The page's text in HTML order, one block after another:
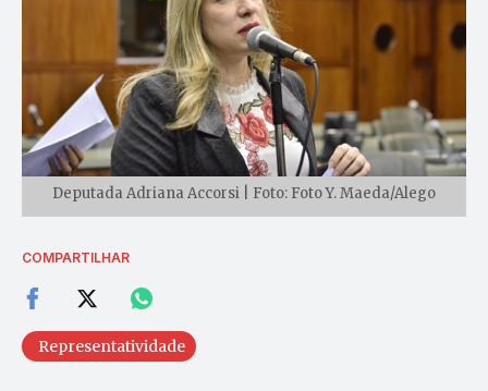
Deputada Adriana Accorsi | Foto: Foto Y. Maeda/Alego
COMPARTILHAR
Representatividade